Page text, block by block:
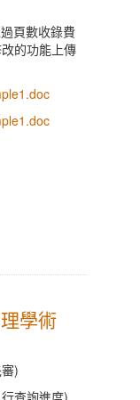
頁數收錄費
的功能上傳
學術
)
查詢進度)